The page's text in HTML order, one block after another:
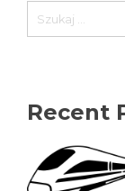
Szukaj:
Recent